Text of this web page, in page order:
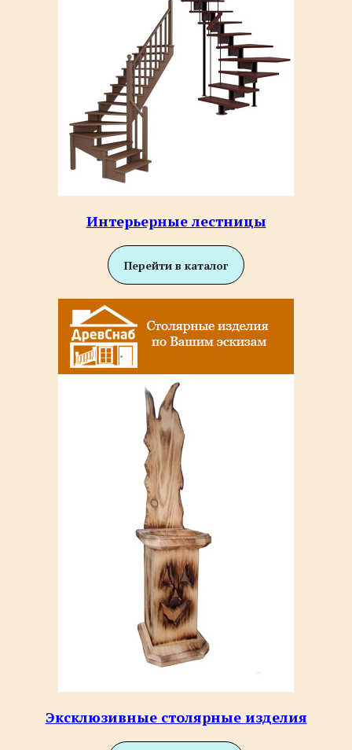
Интерьерные лестницы
Перейти в каталог
Эксклюзивные столярные изделия